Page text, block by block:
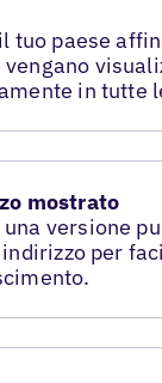
tuo paese
vengano
in tutte
mostrato
una versione
per